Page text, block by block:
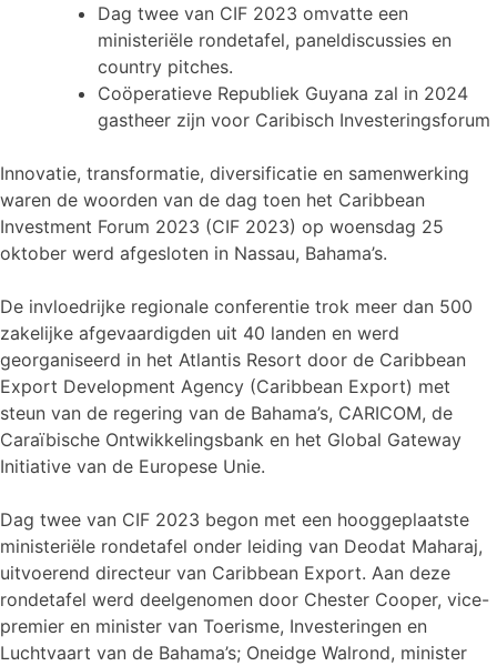
Dag twee van CIF 2023 omvatte een
ministeriële rondetafel, paneldiscussies en
country pitches.
Coöperatieve Republiek Guyana zal in 2024
gastheer zijn voor Caribisch Investeringsforum
Innovatie, transformatie, diversificatie en samenwerking
waren de woorden van de dag toen het Caribbean
Investment Forum 2023 (CIF 2023) op woensdag 25
oktober werd afgesloten in Nassau, Bahama’s.
De invloedrijke regionale conferentie trok meer dan 500
zakelijke afgevaardigden uit 40 landen en werd
georganiseerd in het Atlantis Resort door de Caribbean
Export Development Agency (Caribbean Export) met
steun van de regering van de Bahama’s, CARICOM, de
Caraïbische Ontwikkelingsbank en het Global Gateway
Initiative van de Europese Unie.
Dag twee van CIF 2023 begon met een hooggeplaatste
ministeriële rondetafel onder leiding van Deodat Maharaj,
uitvoerend directeur van Caribbean Export. Aan deze
rondetafel werd deelgenomen door Chester Cooper, vice-
premier en minister van Toerisme, Investeringen en
Luchtvaart van de Bahama’s; Oneidge Walrond, minister